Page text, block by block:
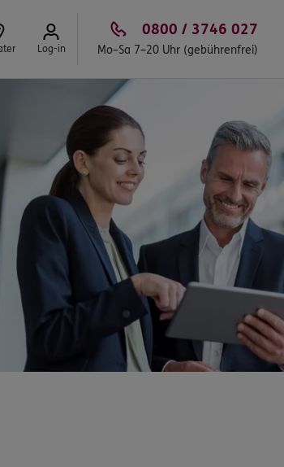
Log-in
0800 / 3746 027
Mo–Sa 7–20 Uhr (gebührenfrei)